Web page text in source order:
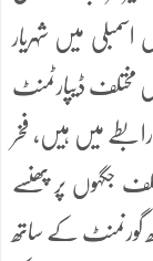
میں شہریار
مختلف ڈیپارٹمنٹ
میں ہیں، فخر
تبلیغی جو مختلف جگہوں پر پھنسے
گورنمنٹ کے ساتھ